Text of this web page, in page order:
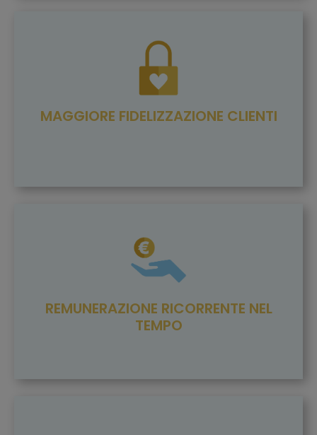
MAGGIORE FIDELIZZAZIONE CLIENTI
REMUNERAZIONE RICORRENTE NEL
TEMPO